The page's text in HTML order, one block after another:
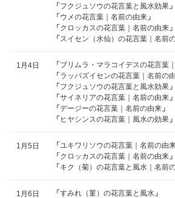
「フクジュソウの花言葉と風水効果 」
「ウメの花言葉｜名前の由来 」
「クロッカスの花言葉｜名前の由来 」
「スイセン（水仙）の花言葉｜名前
1月4日 「プリムラ・マラコイデスの花言葉
「ラッパズイセンの花言葉｜名前の
「フクジュソウの花言葉と風水効果 」
「サイネリアの花言葉｜名前の由来 」
「デージーの花言葉｜名前の由来 」
「ヒヤシンスの花言葉｜風水の効果 」
1月5日 「ユキワリソウの花言葉｜名前の由
「クロッカスの花言葉｜名前の由来 」
「キク（菊）の花言葉と風水｜名前
1月6日 「すみれ（菫）の花言葉と風水 」